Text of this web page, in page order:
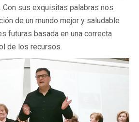
Con sus exquisitas palabras nos
de un mundo mejor y saludable
futuras basada en una correcta
de los recursos.